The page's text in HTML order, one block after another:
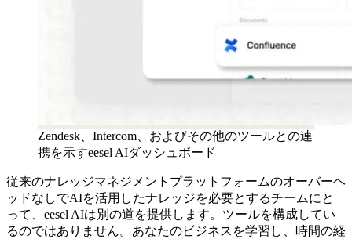
Zendesk、Intercom、およびその他のツールとの連
携を示すeesel AIダッシュボード
従来のナレッジマネジメントプラットフォームのオーバーヘ
ッドなしでAIを活用したナレッジを必要とするチームにと
って、eesel AIは別の道を提供します。ツールを構成してい
るのではありません。あなたのビジネスを学習し、時間の経